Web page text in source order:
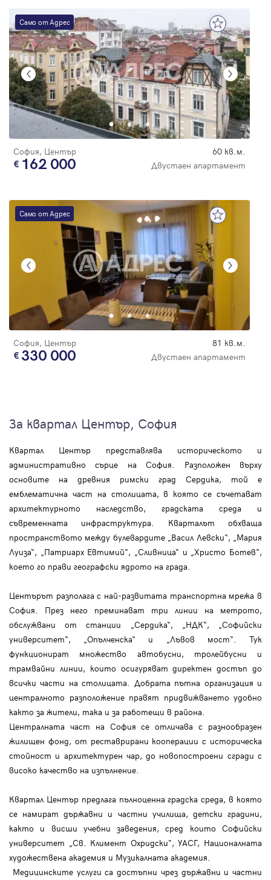
Само от Адрес
София, Център 60 кв.м.
162 000 Двустаен апартамент
Само от Адрес
София, Център 81 кв.м.
330 000 Двустаен апартамент
За квартал Център, София
Квартал Център представлява историческото и
административно сърце на София. Разположен върху
основите на древния римски град Сердика, той е
емблематична част на столицата, в която се съчетават
архитектурното наследство, градската среда и
съвременната инфраструктура. Кварталът обхваща
пространството между булевардите „Васил Левски“, „Мария
Луиза“, „Патриарх Евтимий“, „Сливница“ и „Христо Ботев“,
което го прави географски ядрото на града.
Центърът разполага с най-развитата транспортна мрежа в
София. През него преминават три линии на метрото,
обслужвани от станции „Сердика“, „НДК“, „Софийски
университет“, „Опълченска“ и „Лъвов мост“. Тук
функционират множество автобусни, тролейбусни и
трамвайни линии, които осигуряват директен достъп до
всички части на столицата. Добрата пътна организация и
централното разположение правят придвижването удобно
както за жители, така и за работещи в района.
Централната част на София се отличава с разнообразен
жилищен фонд, от реставрирани кооперации с историческа
стойност и архитектурен чар, до новопостроени сгради с
високо качество на изпълнение.
Квартал Център предлага пълноценна градска среда, в която
се намират държавни и частни училища, детски градини,
както и висши учебни заведения, сред които Софийски
университет „Св. Климент Охридски“, УАСГ, Националната
художествена академия и Музикалната академия.
Медицинските услуги са достъпни чрез държавни и частни